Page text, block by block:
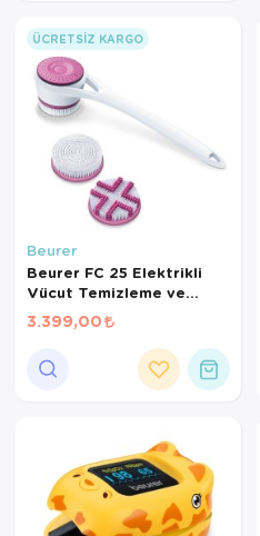
ÜCRETSIZ KARGO
Beurer
Beurer FC 25 Elektrikli
Vücut Temizleme ve
Masaj Fırçası – 2 Fırça
Başlığı, 2 Hız Kademesi,
IPX7 Su Geçirmez
3.399,00